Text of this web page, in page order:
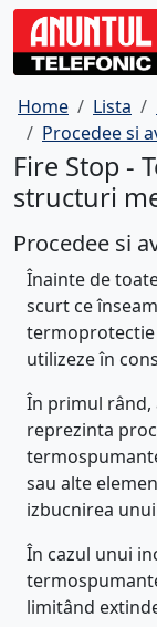
Home Lista
Procedee si
Fire Stop -
structuri
Procedee si
Înainte de
scurt ce
termoprotectie
utilizeze în
În primul rând,
reprezinta
sau alte
izbucnirea
În cazul unui
limitând